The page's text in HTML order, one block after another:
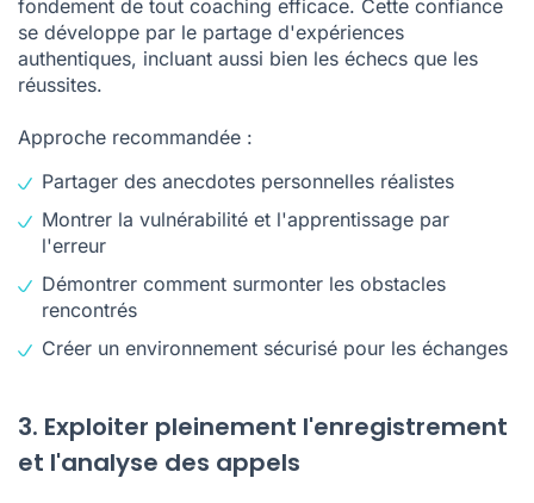
fondement de tout coaching efficace. Cette confiance
se développe par le partage d'expériences
authentiques, incluant aussi bien les échecs que les
réussites.
Approche recommandée :
Partager des anecdotes personnelles réalistes
Montrer la vulnérabilité et l'apprentissage par
l'erreur
Démontrer comment surmonter les obstacles
rencontrés
Créer un environnement sécurisé pour les échanges
3. Exploiter pleinement l'enregistrement
et l'analyse des appels